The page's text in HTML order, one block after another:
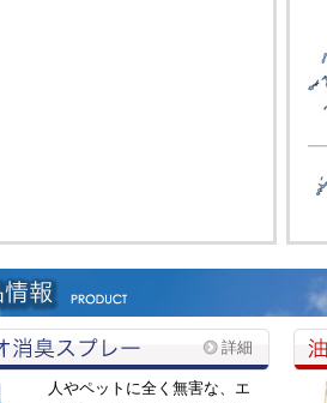
詳細
人やペットに全く無害な、エ